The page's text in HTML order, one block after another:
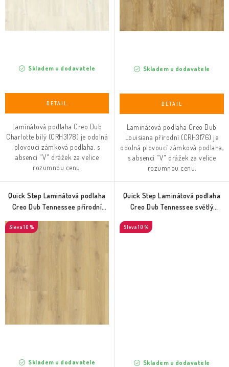
Skladem u dodavatele
Laminátová podlaha Creo Dub
Charlotte bílý (CRH3178) je odolná
plovoucí zámková podlaha, s
absencí "V" drážek za velice
rozumnou cenu.
Skladem u dodavatele
Laminátová podlaha Creo Dub
Louisiana přírodní (CRH3176) je
odolná plovoucí zámková podlaha,
s absencí "V" drážek za velice
rozumnou cenu.
Quick Step Laminátová podlaha
Creo Dub Tennessee přírodní
10 %
Skladem u dodavatele
Quick Step Laminátová podlaha
Creo Dub Tennessee světlý
10 %
Skladem u dodavatele